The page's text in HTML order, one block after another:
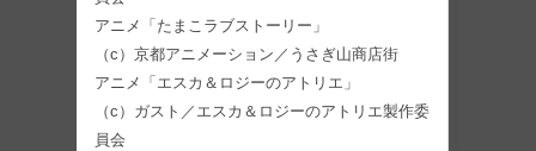
アニメ「たまこラブストーリー」
（c）京都アニメーション／うさぎ山商店街
アニメ「エスカ＆ロジーのアトリエ」
（c）ガスト／エスカ＆ロジーのアトリエ製作委
員会